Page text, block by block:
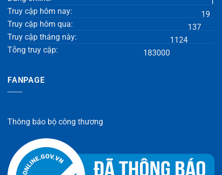
19
Truy cập hôm nay:
137
Truy cập hôm qua:
1124
Truy cập tháng này:
183000
Tỗng truy cập:
FANPAGE
Thông báo bộ công thương